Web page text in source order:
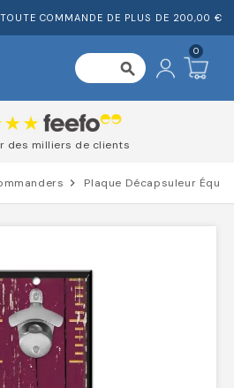
COMMANDE DE PLUS DE 200,00 €
search
0
des milliers de clients
chevron_right Plaque Décapsuleur